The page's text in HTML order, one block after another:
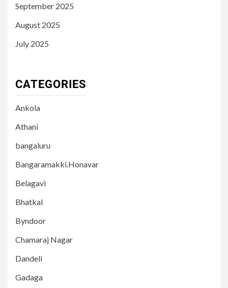
September 2025
August 2025
July 2025
CATEGORIES
Ankola
Athani
bangaluru
Bangaramakki.Honavar
Belagavi
Bhatkal
Byndoor
Chamaraj Nagar
Dandeli
Gadaga